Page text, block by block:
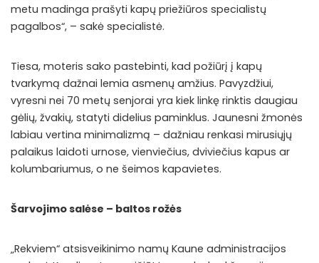
metu madinga prašyti kapų priežiūros specialistų
pagalbos“, – sakė specialistė.
Tiesa, moteris sako pastebinti, kad požiūrį į kapų
tvarkymą dažnai lemia asmenų amžius. Pavyzdžiui,
vyresni nei 70 metų senjorai yra kiek linkę rinktis daugiau
gėlių, žvakių, statyti didelius paminklus. Jaunesni žmonės
labiau vertina minimalizmą – dažniau renkasi mirusiųjų
palaikus laidoti urnose, vienviečius, dviviečius kapus ar
kolumbariumus, o ne šeimos kapavietes.
Šarvojimo salėse – baltos rožės
„Rekviem“ atsisveikinimo namų Kaune administracijos